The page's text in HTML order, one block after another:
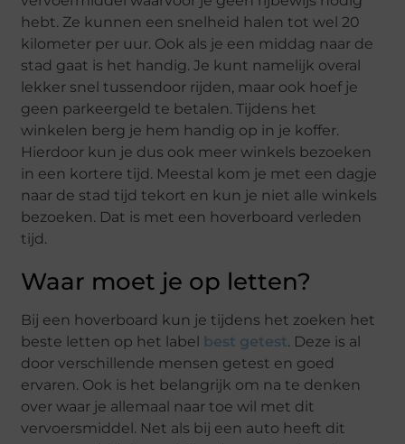
hebt. Ze kunnen een snelheid halen tot wel 20
kilometer per uur. Ook als je een middag naar de
stad gaat is het handig. Je kunt namelijk overal
lekker snel tussendoor rijden, maar ook hoef je
geen parkeergeld te betalen. Tijdens het
winkelen berg je hem handig op in je koffer.
Hierdoor kun je dus ook meer winkels bezoeken
in een kortere tijd. Meestal kom je met een dagje
naar de stad tijd tekort en kun je niet alle winkels
bezoeken. Dat is met een hoverboard verleden
tijd.
Waar moet je op letten?
Bij een hoverboard kun je tijdens het zoeken het
beste letten op het label best getest. Deze is al
door verschillende mensen getest en goed
ervaren. Ook is het belangrijk om na te denken
over waar je allemaal naar toe wil met dit
vervoersmiddel. Net als bij een auto heeft dit